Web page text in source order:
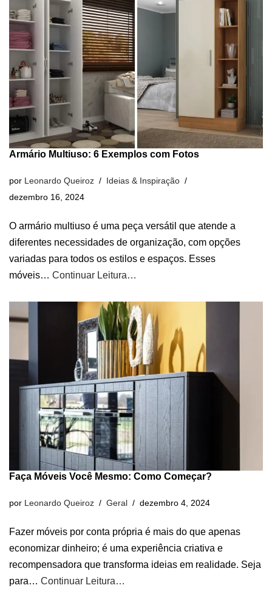
Armário Multiuso: 6 Exemplos com Fotos
por Leonardo Queiroz
Ideias & Inspiração
dezembro 16, 2024
O armário multiuso é uma peça versátil que atende a
diferentes necessidades de organização, com opções
variadas para todos os estilos e espaços. Esses
móveis… Continuar Leitura…
Faça Móveis Você Mesmo: Como Começar?
por Leonardo Queiroz Geral dezembro 4, 2024
Fazer móveis por conta própria é mais do que apenas
economizar dinheiro; é uma experiência criativa e
recompensadora que transforma ideias em realidade. Seja
para… Continuar Leitura…